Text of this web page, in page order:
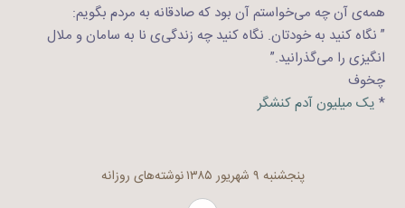
همه‌ی آن چه می‌خواستم آن بود که صادقانه به مردم بگویم:
” نگاه کنید به خودتان. نگاه کنید چه زندگی‌ی نا به سامان و ملال
انگیزی را می‌گذرانید.”
چخوف
* یک میلیون آدم کنشگر
پنجشنبه ۹ شهریور ۱۳۸۵
نوشته‌های روزانه